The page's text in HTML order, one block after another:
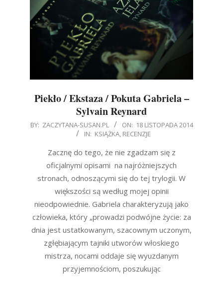
Piekło / Ekstaza / Pokuta Gabriela –
Sylvain Reynard
2014-
BY: ZACZYTANA-SUSAN.PL ON: 18 LISTOPADA 2014
IN: KSIĄŻKA, RECENZJE
Zacznę do tego, że nie zgadzam się z
oficjalnymi opisami na najróżniejszych
stronach, odnoszącymi się do tej trylogii. W
większości są według mojej opinii
nieodpowiednie. Gabriela charakteryzują jako
człowieka, który „prowadzi podwójne życie: za
dnia jest ustatkowanym, szacownym uczonym,
zgłębiającym tajniki utworów włoskiego
mistrza, nocami oddaje się wyuzdanym
przyjemnościom, poszukując